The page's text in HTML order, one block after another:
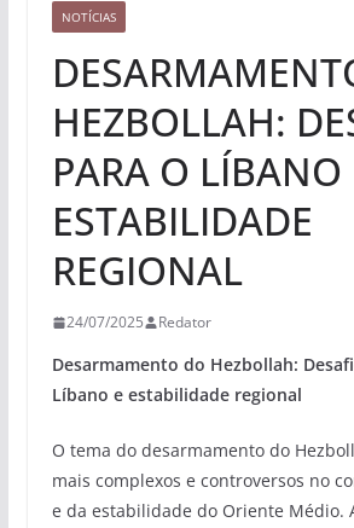
NOTÍCIAS
HEZBOLLAH:
PARA O LÍBANO
ESTABILIDADE
REGIONAL
24/07/2025 Redator
Desarmamento do Hezbollah:
Líbano e estabilidade regional
O tema do desarmamento do
mais complexos e controversos no
e da estabilidade do Oriente Médio.